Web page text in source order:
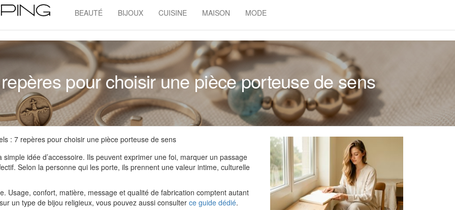
Shopping
BEAUTÉ BIJOUX CUISINE MAISON MODE
pour choisir une pièce porteuse de sens
: 7 repères pour choisir une pièce porteuse de sens
idée d’accessoire. Ils peuvent exprimer une foi, marquer un passage
Selon la personne qui les porte, ils prennent une valeur intime, culturelle
Usage, confort, matière, message et qualité de fabrication comptent autant
un type de bijou religieux, vous pouvez aussi consulter ce guide dédié.